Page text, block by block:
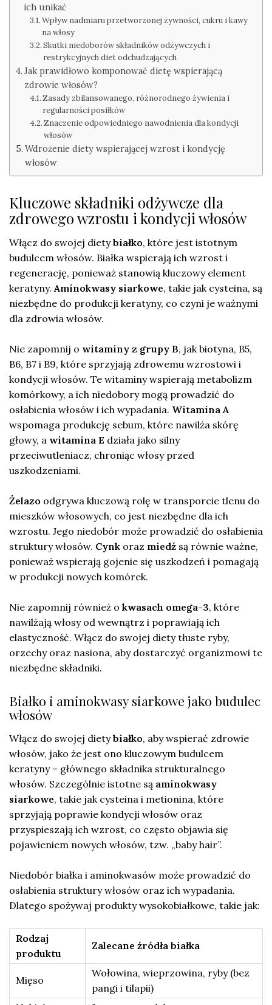
ich unikać
Wpływ nadmiaru przetworzonej żywności, cukru i kawy
na włosy
Skutki niedoborów składników odżywczych i
restrykcyjnych diet odchudzających
Jak prawidłowo komponować dietę wspierającą
zdrowie włosów?
Zasady zbilansowanego, różnorodnego żywienia i
regularności posiłków
Znaczenie odpowiedniego nawodnienia dla kondycji
włosów
Wdrożenie diety wspierającej wzrost i kondycję
włosów
Kluczowe składniki odżywcze dla
zdrowego wzrostu i kondycji włosów
Włącz do swojej dietybiałko, które jest istotnym
budulcem włosów. Białka wspierają ich wzrost i
regenerację, ponieważ stanowią kluczowy element
keratyny. Aminokwasy siarkowe, takie jak cysteina, są
niezbędne do produkcji keratyny, co czyni je ważnymi
dla zdrowia włosów.
Nie zapomnij o witaminy z grupy B, jak biotyna, B5,
B6, B7 i B9, które sprzyjają zdrowemu wzrostowi i
kondycji włosów. Te witaminy wspierają metabolizm
komórkowy, a ich niedobory mogą prowadzić do
osłabienia włosów i ich wypadania. Witamina A
wspomaga produkcję sebum, które nawilża skórę
głowy, a witamina E działa jako silny
przeciwutleniacz, chroniąc włosy przed
uszkodzeniami.
Żelazo odgrywa kluczową rolę w transporcie tlenu do
mieszków włosowych, co jest niezbędne dla ich
wzrostu. Jego niedobór może prowadzić do osłabienia
struktury włosów. Cynk oraz miedź są równie ważne,
ponieważ wspierają gojenie się uszkodzeń i pomagają
w produkcji nowych komórek.
Nie zapomnij również o kwasach omega-3, które
nawilżają włosy od wewnątrz i poprawiają ich
elastyczność. Włącz do swojej diety tłuste ryby,
orzechy oraz nasiona, aby dostarczyć organizmowi te
niezbędne składniki.
Białko i aminokwasy siarkowe jako budulec
włosów
Włącz do swojej dietybiałko, aby wspierać zdrowie
włosów, jako że jest ono kluczowym budulcem
keratyny – głównego składnika strukturalnego
włosów. Szczególnie istotne są aminokwasy
siarkowe, takie jak cysteina i metionina, które
sprzyjają poprawie kondycji włosów oraz
przyspieszają ich wzrost, co często objawia się
pojawieniem nowych włosów, tzw. „baby hair”.
Niedobór białka i aminokwasów może prowadzić do
osłabienia struktury włosów oraz ich wypadania.
Dlatego spożywaj produkty wysokobiałkowe, takie jak:
Rodzaj
produktu
Zalecane źródła białka
Mięso
Wołowina, wieprzowina, ryby (bez
pangi i tilapii)